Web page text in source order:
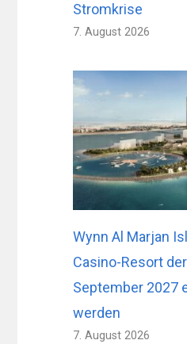
Stromkrise
7. August 2026
Wynn Al Marjan
Casino-Resort
September 2027
werden
7. August 2026